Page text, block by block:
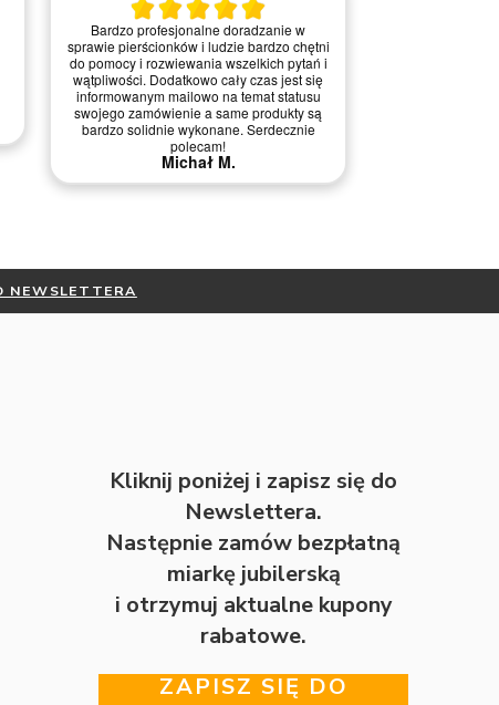
Bardzo profesjonalne doradzanie w
sprawie pierścionków i ludzie bardzo chętni
do pomocy i rozwiewania wszelkich pytań i
wątpliwości. Dodatkowo cały czas jest się
informowanym mailowo na temat statusu
swojego zamówienie a same produkty są
bardzo solidnie wykonane. Serdecznie
polecam!
Michał M.
Kliknij poniżej i zapisz się do
Newslettera.
Następnie zamów bezpłatną
miarkę jubilerską
i otrzymuj aktualne kupony
rabatowe.
ZAPISZ SIĘ DO